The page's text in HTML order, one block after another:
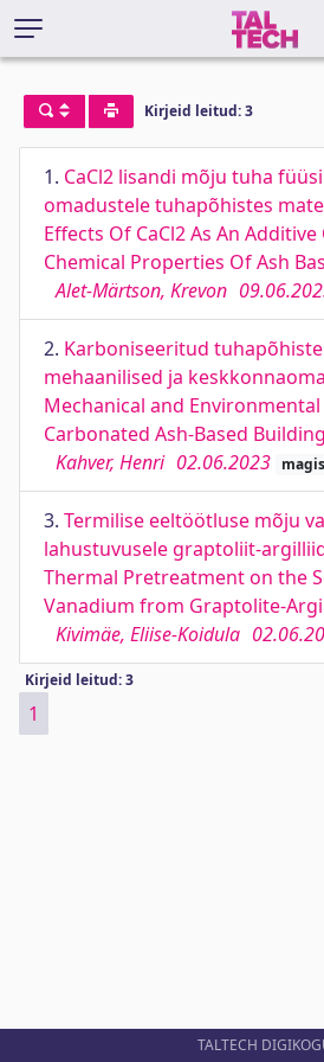
Kirjeid leitud: 3
1. CaCl2 lisandi mõju tuha
omadustele tuhapõhistes
Effects Of CaCl2 As An
Chemical Properties Of Ash
Alet-Märtson, Krevon
2. Karboniseeritud
mehaanilised ja
Mechanical and
Carbonated Ash-Based
Kahver, Henri 02.06.2023
3. Termilise eeltöötluse mõju
lahustuvusele graptoliit-
Thermal Pretreatment on the
Vanadium from Graptolite-
Kivimäe, Eliise-Koidula
Kirjeid leitud: 3
1
TALTECH